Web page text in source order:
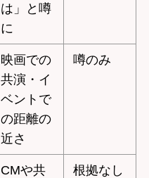
は」と噂
に
映画での
共演・イ
ベントで
の距離の
近さ
噂のみ
CMや共
根拠なし